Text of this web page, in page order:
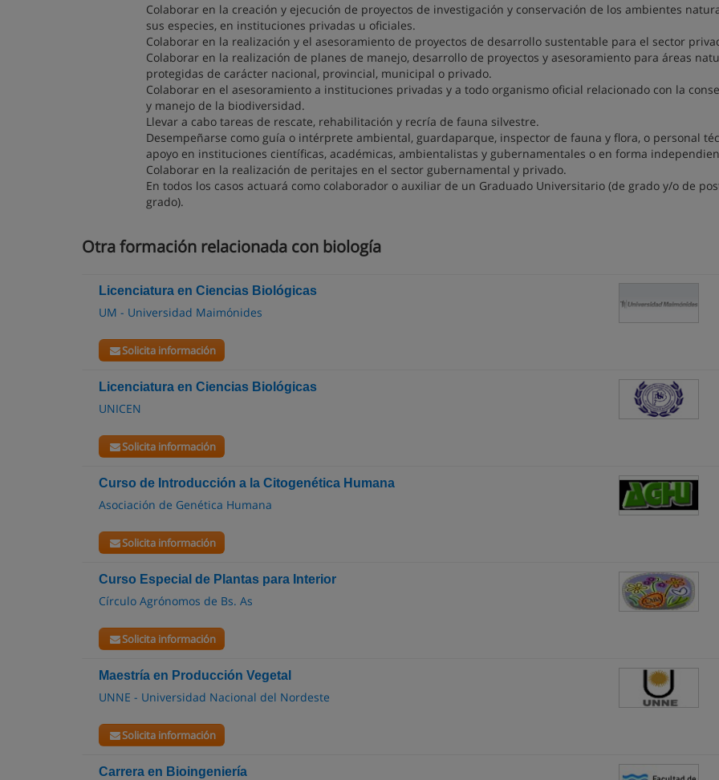
Colaborar en la creación y ejecución de proyectos de investigación y conservación de los ambientes
sus especies, en instituciones privadas u oficiales.
Colaborar en la realización y el asesoramiento de proyectos de desarrollo sustentable para el sector
Colaborar en la realización de planes de manejo, desarrollo de proyectos y asesoramiento para áreas
protegidas de carácter nacional, provincial, municipal o privado.
Colaborar en el asesoramiento a instituciones privadas y a todo organismo oficial relacionado con la
y manejo de la biodiversidad.
Llevar a cabo tareas de rescate, rehabilitación y recría de fauna silvestre.
Desempeñarse como guía o intérprete ambiental, guardaparque, inspector de fauna y flora, o personal
apoyo en instituciones científicas, académicas, ambientalistas y gubernamentales o en forma
Colaborar en la realización de peritajes en el sector gubernamental y privado.
En todos los casos actuará como colaborador o auxiliar de un Graduado Universitario (de grado y/o de
grado).
Otra formación relacionada con biología
Licenciatura en Ciencias Biológicas
UM - Universidad Maimónides
Solicita información
Licenciatura en Ciencias Biológicas
UNICEN
Solicita información
Curso de Introducción a la Citogenética Humana
Asociación de Genética Humana
Solicita información
Curso Especial de Plantas para Interior
Círculo Agrónomos de Bs. As
Solicita información
Maestría en Producción Vegetal
UNNE - Universidad Nacional del Nordeste
Solicita información
Carrera en Bioingeniería